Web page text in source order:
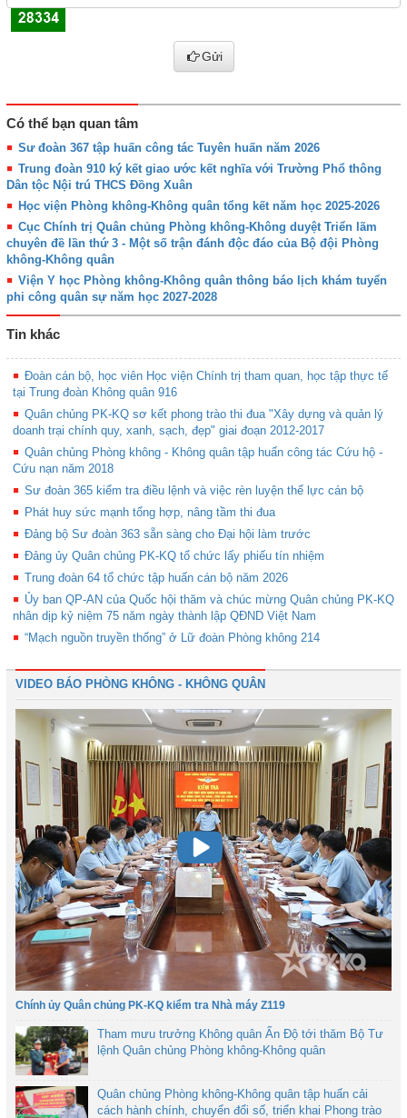
Gửi
Có thể bạn quan tâm
Sư đoàn 367 tập huấn công tác Tuyên huấn năm 2026
Trung đoàn 910 ký kết giao ước kết nghĩa với Trường Phổ thông
Dân tộc Nội trú THCS Đồng Xuân
Học viện Phòng không-Không quân tổng kết năm học 2025-2026
Cục Chính trị Quân chủng Phòng không-Không duyệt Triển lãm
chuyên đề lần thứ 3 - Một số trận đánh độc đáo của Bộ đội Phòng
không-Không quân
Viện Y học Phòng không-Không quân thông báo lịch khám tuyển
phi công quân sự năm học 2027-2028
Tin khác
Đoàn cán bộ, học viên Học viện Chính trị tham quan, học tập thực tế
tại Trung đoàn Không quân 916
Quân chủng PK-KQ sơ kết phong trào thi đua "Xây dựng và quản lý
doanh trại chính quy, xanh, sạch, đẹp" giai đoạn 2012-2017
Quân chủng Phòng không - Không quân tập huấn công tác Cứu hộ -
Cứu nạn năm 2018
Sư đoàn 365 kiểm tra điều lệnh và việc rèn luyện thể lực cán bộ
Phát huy sức mạnh tổng hợp, nâng tầm thi đua
Đảng bộ Sư đoàn 363 sẵn sàng cho Đại hội làm trước
Đảng ủy Quân chủng PK-KQ tổ chức lấy phiếu tín nhiệm
Trung đoàn 64 tổ chức tập huấn cán bộ năm 2026
Ủy ban QP-AN của Quốc hội thăm và chúc mừng Quân chủng PK-KQ
nhân dịp kỷ niệm 75 năm ngày thành lập QĐND Việt Nam
“Mạch nguồn truyền thống” ở Lữ đoàn Phòng không 214
VIDEO BÁO PHÒNG KHÔNG - KHÔNG QUÂN
Chính ủy Quân chủng PK-KQ kiểm tra Nhà máy Z119
Tham mưu trưởng Không quân Ấn Độ tới thăm Bộ Tư
lệnh Quân chủng Phòng không-Không quân
Quân chủng Phòng không-Không quân tập huấn cải
cách hành chính, chuyển đổi số, triển khai Phong trào